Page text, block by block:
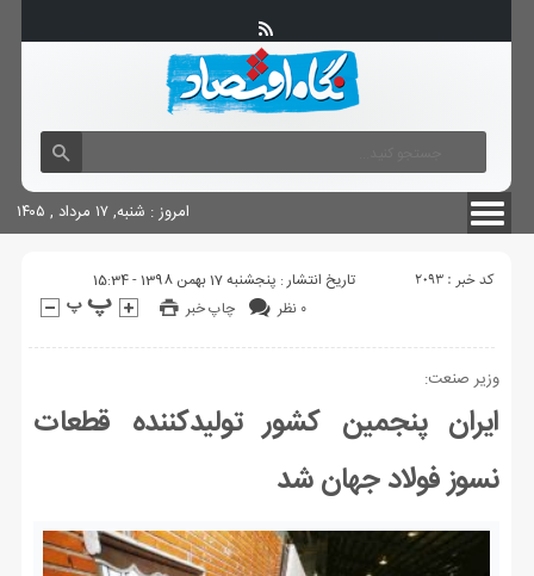
آگهی های دولتی چاپ
امروز : شنبه, ۱۷ مرداد , ۱۴۰۵
کد خبر : 2093
تاریخ انتشار : پنجشنبه 17 بهمن 1398 - 15:34
چاپ خبر
۰ نظر
وزیر صنعت:
ایران پنجمین کشور تولیدکننده قطعات
نسوز فولاد جهان شد